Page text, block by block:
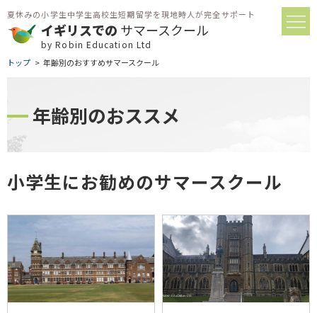
夏休みの小学生中学生高校生短期留学を現地時人が完全サポート
イギリスでの サマースクール
by Robin Education Ltd
トップ 年齢別のおすすめサマースクール
年齢別のおススメ
小学生にお勧めのサマースクール